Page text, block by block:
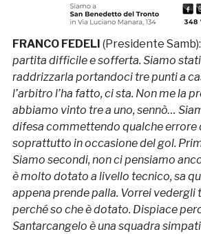
FRANCO FEDELI (Presidente Samb):
partita difficile e sofferta. Siamo
raddrizzarla portandoci tre punti a
l’arbitro l’ha fatto, ci sta. Non me la
abbiamo vinto tre a uno, sennò…
difesa commettendo qualche errore
soprattutto in occasione del gol.
Siamo secondi, non ci pensiamo
è molto dotato a livello tecnico, sa
appena prende palla. Vorrei vedergli
perché so che è dotato. Dispiace
Santarcangelo è una squadra